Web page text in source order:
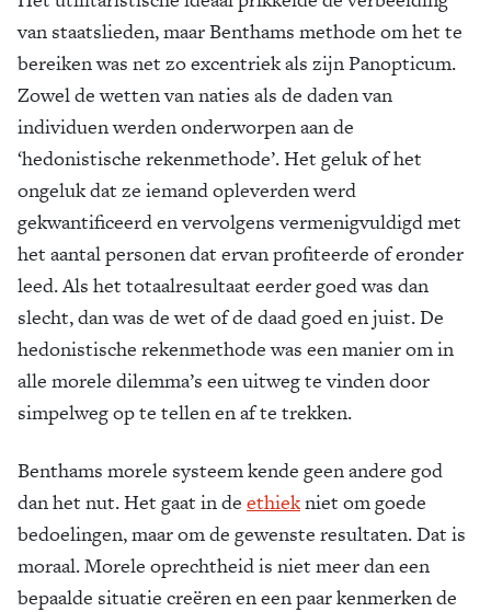
van staatslieden, maar Benthams methode om het te
bereiken was net zo excentriek als zijn Panopticum.
Zowel de wetten van naties als de daden van
individuen werden onderworpen aan de
‘hedonistische rekenmethode’. Het geluk of het
ongeluk dat ze iemand opleverden werd
gekwantificeerd en vervolgens vermenigvuldigd met
het aantal personen dat ervan profiteerde of eronder
leed. Als het totaalresultaat eerder goed was dan
slecht, dan was de wet of de daad goed en juist. De
hedonistische rekenmethode was een manier om in
alle morele dilemma’s een uitweg te vinden door
simpelweg op te tellen en af te trekken.
Benthams morele systeem kende geen andere god
dan het nut. Het gaat in de ethiekniet om goede
bedoelingen, maar om de gewenste resultaten. Dat is
moraal. Morele oprechtheid is niet meer dan een
bepaalde situatie creëren en een paar kenmerken de